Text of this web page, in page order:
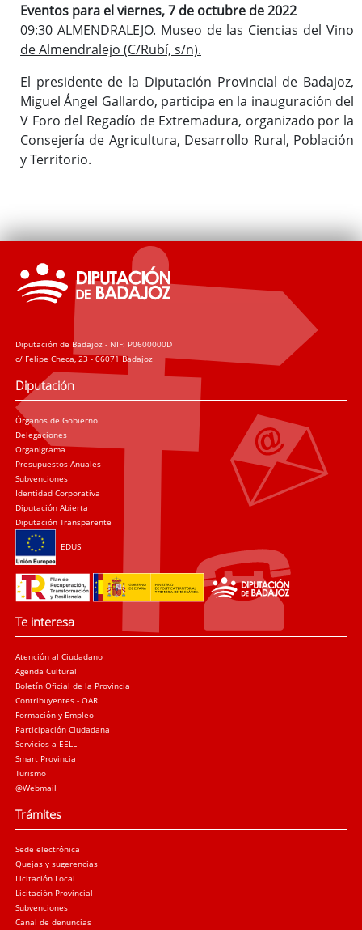
Eventos para el viernes, 7 de octubre de 2022
09:30 ALMENDRALEJO. Museo de las Ciencias del Vino
de Almendralejo (C/Rubí, s/n).
El presidente de la Diputación Provincial de Badajoz,
Miguel Ángel Gallardo, participa en la inauguración del
V Foro del Regadío de Extremadura, organizado por la
Consejería de Agricultura, Desarrollo Rural, Población
y Territorio.
Diputación de Badajoz - NIF: P0600000D
c/ Felipe Checa, 23 - 06071 Badajoz
Diputación
Órganos de Gobierno
Delegaciones
Organigrama
Presupuestos Anuales
Subvenciones
Identidad Corporativa
Diputación Abierta
Diputación Transparente
EDUSI
Te interesa
Atención al Ciudadano
Agenda Cultural
Boletín Oficial de la Provincia
Contribuyentes - OAR
Formación y Empleo
Participación Ciudadana
Servicios a EELL
Smart Provincia
Turismo
@Webmail
Trámites
Sede electrónica
Quejas y sugerencias
Licitación Local
Licitación Provincial
Subvenciones
Canal de denuncias